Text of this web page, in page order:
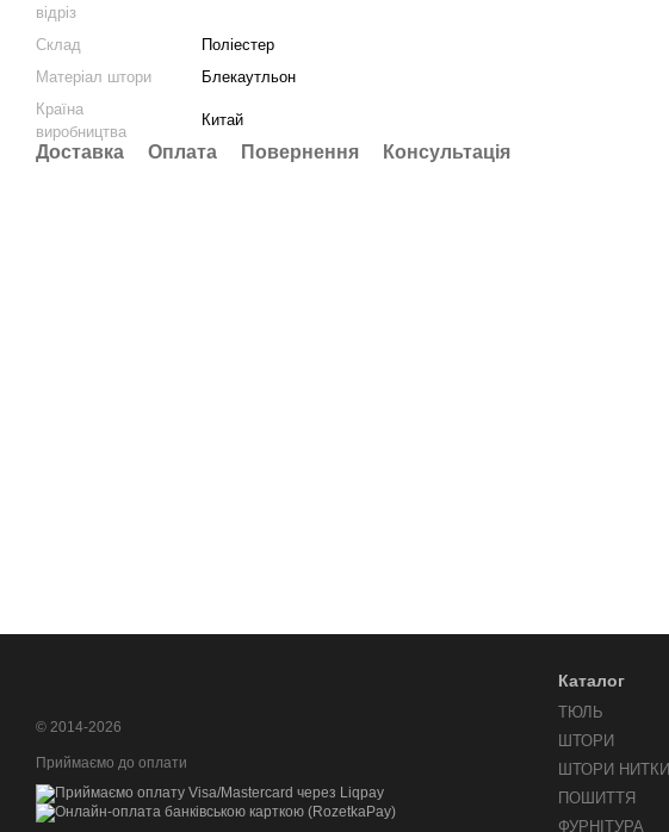
відріз
Склад
Поліестер
Матеріал штори
Блекаутльон
Країна
виробництва
Китай
Доставка Оплата Повернення Консультація
© 2014-2026
Приймаємо до оплати
Каталог
ТЮЛЬ
ШТОРИ
ШТОРИ НИТКИ
ПОШИТТЯ
ФУРНІТУРА